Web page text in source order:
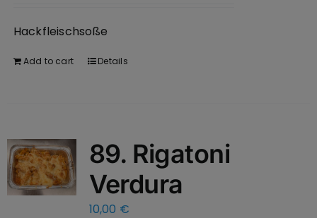
Hackfleischsoße
Add to cart Details
89. Rigatoni
Verdura
10,00 €